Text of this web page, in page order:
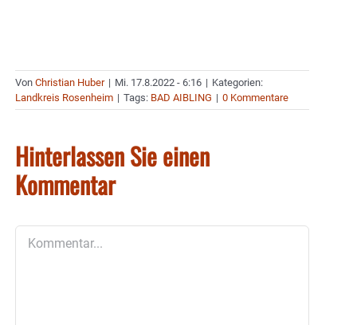
Von Christian Huber | Mi. 17.8.2022 - 6:16 | Kategorien:
Landkreis Rosenheim | Tags: BAD AIBLING | 0 Kommentare
Hinterlassen Sie einen
Kommentar